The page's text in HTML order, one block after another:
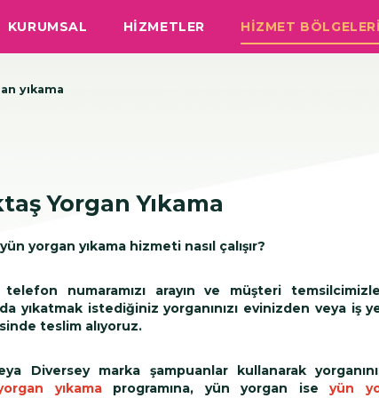
KURUMSAL HİZMETLER HİZMET BÖLGELERİ
yıkama
Yorgan Yıkama
yün yorgan yıkama hizmeti nasıl çalışır?
numaramızı arayın ve müşteri
yıkatmak istediğiniz yorganınızı evinizden veya iş
teslim alıyoruz.
Diversey marka şampuanlar kullanarak
yıkamaprogramına, yün yorgan iseyün